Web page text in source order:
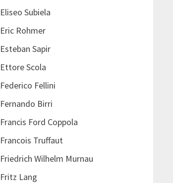
Eliseo Subiela
Eric Rohmer
Esteban Sapir
Ettore Scola
Federico Fellini
Fernando Birri
Francis Ford Coppola
Francois Truffaut
Friedrich Wilhelm Murnau
Fritz Lang